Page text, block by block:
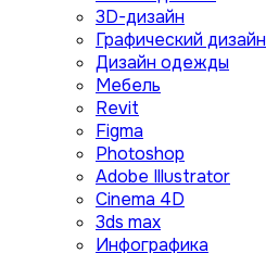
3D-дизайн
Графический дизайн
Дизайн одежды
Мебель
Revit
Figma
Photoshop
Adobe Illustrator
Сinema 4D
3ds max
Инфографика